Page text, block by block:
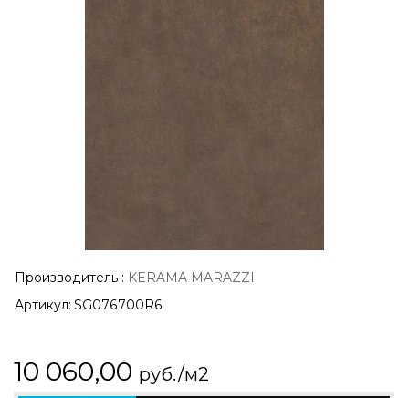
Производитель : KERAMA MARAZZI
Артикул: SG076700R6
10 060,00 руб./м2